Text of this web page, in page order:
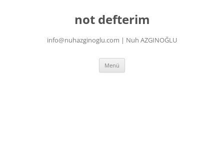
not defterim
info@nuhazginoglu.com | Nuh AZGINOĞLU
Menü